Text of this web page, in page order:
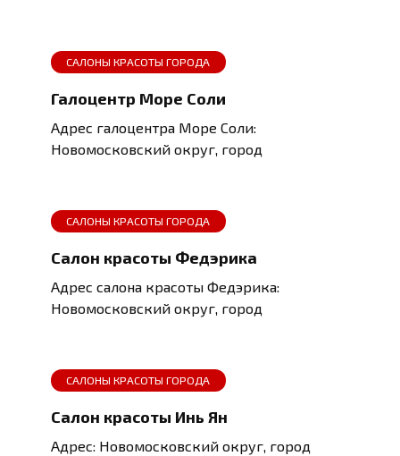
САЛОНЫ КРАСОТЫ ГОРОДА
Галоцентр Море Соли
Адрес галоцентра Море Соли:
Новомосковский округ, город
САЛОНЫ КРАСОТЫ ГОРОДА
Салон красоты Федэрика
Адрес салона красоты Федэрика:
Новомосковский округ, город
САЛОНЫ КРАСОТЫ ГОРОДА
Салон красоты Инь Ян
Адрес: Новомосковский округ, город